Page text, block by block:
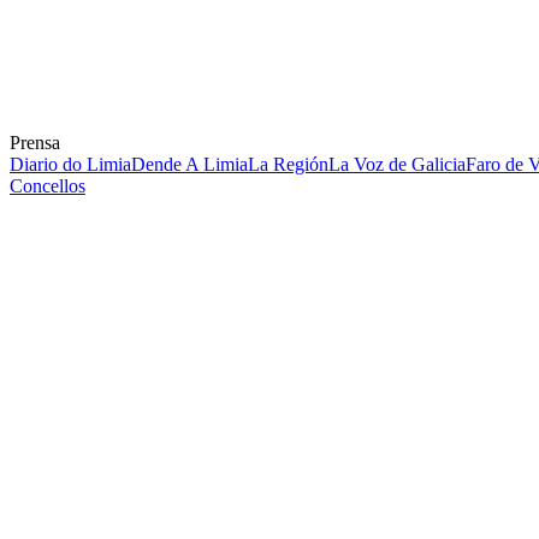
Prensa
Diario do LimiaDende A LimiaLa RegiónLa Voz de GaliciaFaro de
Concellos